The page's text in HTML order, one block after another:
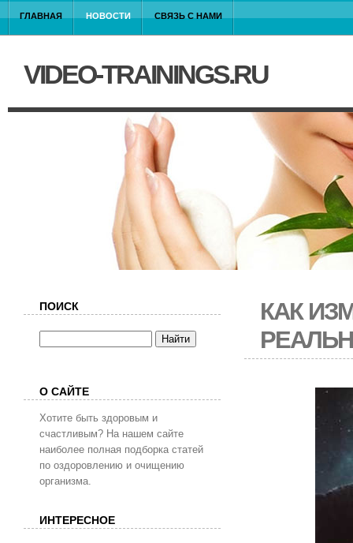
ГЛАВНАЯ НОВОСТИ СВЯЗЬ С НАМИ
VIDEO-TRAININGS.RU
КАК
ПОИСК
О САЙТЕ
Хотите быть здоровым и
счастливым? На нашем сайте
наиболее полная подборка статей
по оздоровлению и очищению
организма.
ИНТЕРЕСНОЕ